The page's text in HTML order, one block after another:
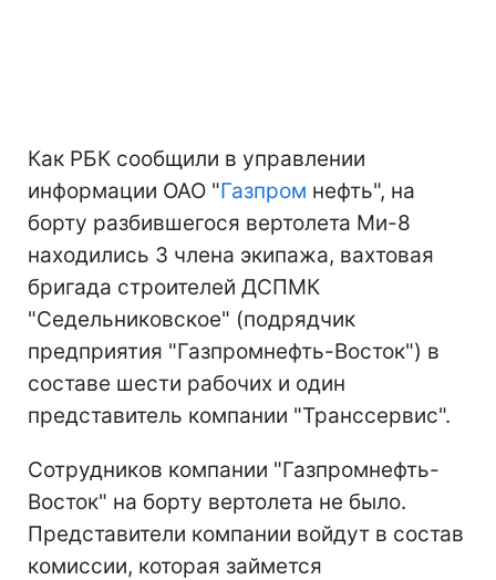
Как РБК сообщили в управлении
информации ОАО "Газпром нефть", на
борту разбившегося вертолета Ми-8
находились 3 члена экипажа, вахтовая
бригада строителей ДСПМК
"Седельниковское" (подрядчик
предприятия "Газпромнефть-Восток") в
составе шести рабочих и один
представитель компании "Транссервис".
Сотрудников компании "Газпромнефть-
Восток" на борту вертолета не было.
Представители компании войдут в состав
комиссии, которая займется